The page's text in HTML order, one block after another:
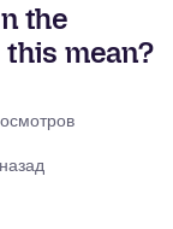
the
mean?